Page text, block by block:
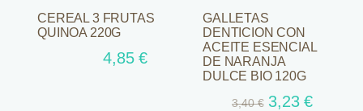
CEREAL 3 FRUTAS
QUINOA 220G
4,85€
GALLETAS
DENTICION CON
ACEITE ESENCIAL
DE NARANJA
DULCE BIO 120G
3,40€ El
3,23€El